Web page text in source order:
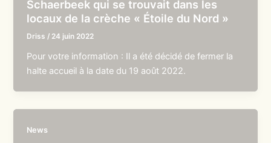
Schaerbeek qui se trouvait dans les
locaux de la crèche « Étoile du Nord »
Driss / 24 juin 2022
Pour votre information : Il a été décidé de fermer la
halte accueil à la date du 19 août 2022.
News